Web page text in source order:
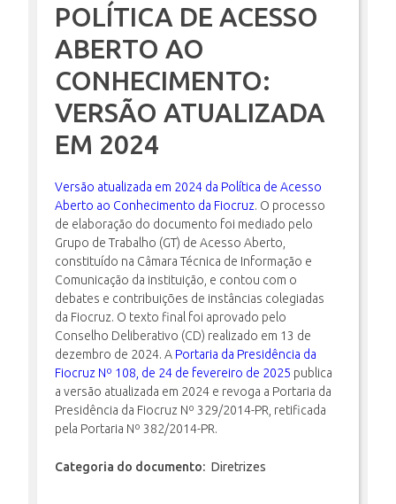
CURSOS
PLATAFORMAS
ALUNOS
DOCENTES
INSCRIÇÃO E SELEÇÃO
CONTATO
POLÍTICA DE ACESSO
ABERTO AO
CONHECIMENTO:
VERSÃO ATUALIZADA
EM 2024
Versão atualizada em 2024 da Política de Acesso
Aberto ao Conhecimento da Fiocruz. O processo
de elaboração do documento foi mediado pelo
Grupo de Trabalho (GT) de Acesso Aberto,
constituído na Câmara Técnica de Informação e
Comunicação da instituição, e contou com o
debates e contribuições de instâncias colegiadas
da Fiocruz. O texto final foi aprovado pelo
Conselho Deliberativo (CD) realizado em 13 de
dezembro de 2024. A Portaria da Presidência da
Fiocruz Nº 108, de 24 de fevereiro de 2025 publica
a versão atualizada em 2024 e revoga a Portaria da
Presidência da Fiocruz Nº 329/2014-PR, retificada
pela Portaria Nº 382/2014-PR.
Categoria do documento: Diretrizes